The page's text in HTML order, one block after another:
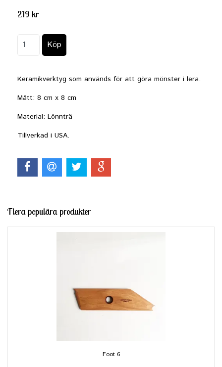
219 kr
Keramikverktyg som används för att göra mönster i lera.
Mått: 8 cm x 8 cm
Material: Lönnträ
Tillverkad i USA.
Flera populära produkter
Foot 6